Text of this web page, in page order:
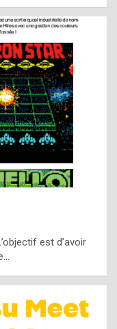
est d’avoir